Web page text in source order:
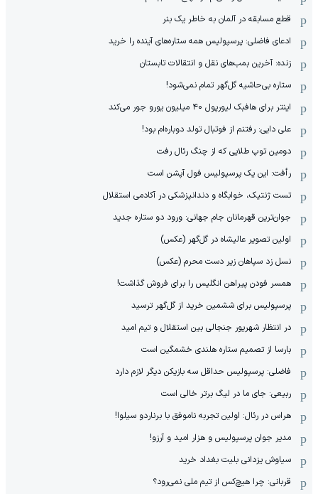
قطع مسابقه در آلمان به خاطر یک بنر
ادعای فاضلی: پرسپولیس همه ستاره‌های آینده را خرید
زنده: آخرین بمب‌های نقل و انتقالات تابستان
ستاره بی‌حاشیه گل‌گهر تمام نمی‌شود!
اینتر برای هافبک لیورپول ۴۰ میلیون یورو جور می‌کند
علی دایی: رفتنم از فوتبال تولد دوباره‌ام بود!
دومین توپ طلایی که از چنگ رئال رفت
رأفت: این یک پرسپولیس فول آپشن است
تست ژنتیک، خوابگاه و دندانپزشکی در آکادمی استقلال
جوان‌ترین قهرمانان جام جهانی: ورود دو ستاره جدید
اولین تصویر عالیشاه در گل‌گهر (عکس)
نسل زد سپاهان زیر دست محرم (عکس)
همسر فودن پیراهن انگلیس را برای فروش گذاشت!
پرسپولیس برای ششمین خرید از گل‌گهر ترسید
در انتظار شهریور جنجالی بین استقلال و تیم امید
بارسا از تصمیم ستاره هلندی خشمگین است
فاضلی: پرسپولیس حداقل سه بازیکن دیگر لازم دارد
ربیعی: جای ما در لیگ برتر خالی است
هراس در رئال: اولین تجربه ناموفق با برناردو سیلوا!
مدیر جوان پرسپولیس و هزار امید و آرزو!
سیاوش یزدانی بلیت بغداد خرید
قربانی: چرا هیچ‌کس از تیم ملی نمی‌رود؟